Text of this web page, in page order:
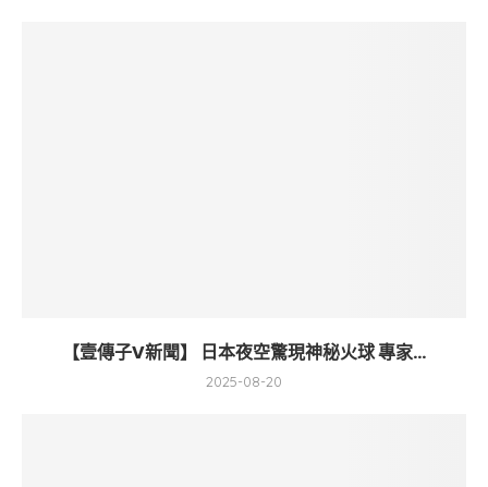
【壹傳子V新聞】 日本夜空驚現神秘火球 專家...
2025-08-20